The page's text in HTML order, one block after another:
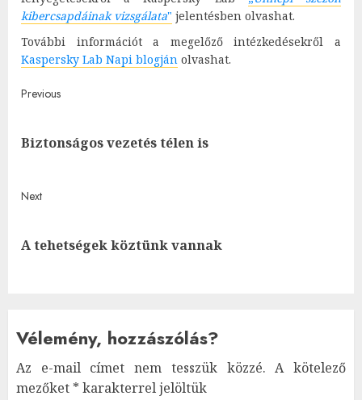
kibercsapdáinak vizsgálata" jelentésben olvashat.
További információt a megelőző intézkedésekről a
Kaspersky Lab Napi blogján olvashat.
Post
navigation
Previous
Biztonságos vezetés télen is
Next
Next
A tehetségek köztünk vannak
Vélemény, hozzászólás?
Az e-mail címet nem tesszük közzé. A kötelező
mezőket * karakterrel jelöltük